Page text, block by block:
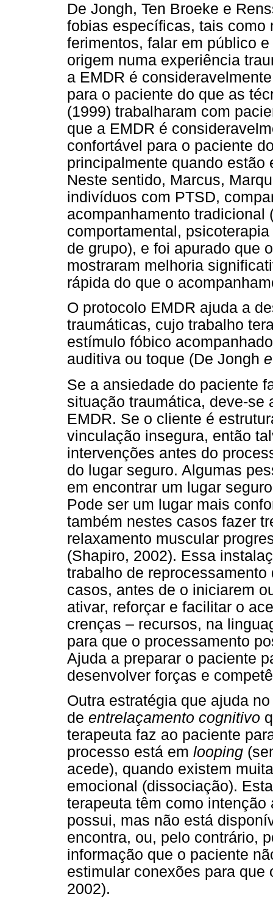
De Jongh, Ten Broeke e
fobias específicas, tais como
ferimentos, falar em público
origem numa experiência
a EMDR é
para o paciente do que as
(1999) trabalharam com
que a EMDR é
confortável para o paciente
principalmente quando
Neste sentido, Marcus,
indivíduos com PTSD,
acompanhamento tradicional
comportamental,
de grupo), e foi apurado que
mostraram melhoria
rápida do que o
O protocolo EMDR ajuda a
traumáticas, cujo trabalho
estímulo fóbico
auditiva ou toque (De Jongh
Se a ansiedade do paciente
situação traumática, deve-se
EMDR. Se o cliente é
vinculação insegura, então
intervenções antes do
do lugar seguro. Algumas
em encontrar um lugar
Pode ser um lugar mais
também nestes casos fazer
relaxamento muscular
(Shapiro, 2002). Essa
trabalho de
casos, antes de o iniciarem
ativar, reforçar e facilitar o
crenças – recursos, na
para que o processamento
Ajuda a preparar o paciente
desenvolver forças e
Outra estratégia que ajuda
de entrelaçamento cognitivo
terapeuta faz ao paciente
processo está em looping
acede), quando existem
emocional (dissociação).
terapeuta têm como
possui, mas não está
encontra, ou, pelo contrário,
informação que o paciente
estimular conexões para que
2002).